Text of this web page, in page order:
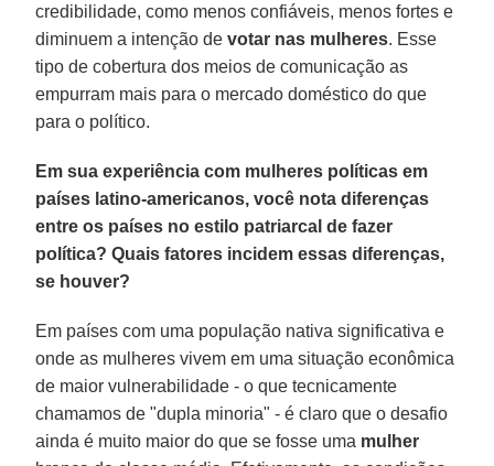
credibilidade, como menos confiáveis, menos fortes e
diminuem a intenção de votar nas mulheres. Esse
tipo de cobertura dos meios de comunicação as
empurram mais para o mercado doméstico do que
para o político.
Em sua experiência com mulheres políticas em
países latino-americanos, você nota diferenças
entre os países no estilo patriarcal de fazer
política? Quais fatores incidem essas diferenças,
se houver?
Em países com uma população nativa significativa e
onde as mulheres vivem em uma situação econômica
de maior vulnerabilidade - o que tecnicamente
chamamos de "dupla minoria" - é claro que o desafio
ainda é muito maior do que se fosse uma mulher